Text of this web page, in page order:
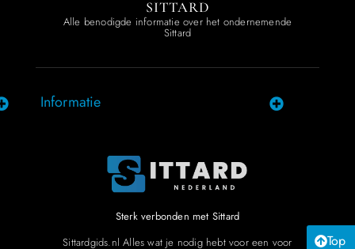
Top
SITTARD
Alle benodigde informatie over het ondernemende
Sittard
Informatie
Sterk verbonden met Sittard
Sittardgids.nl Alles wat je nodig hebt voor een voor